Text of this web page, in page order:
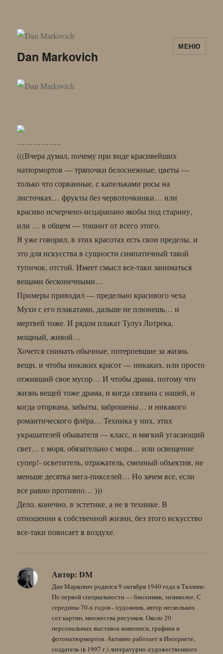
Dan Markovich
МЕНЮ
……………..
(((Вчера думал, почему при виде красивейших
натюрмортов — тряпочки белоснежные, цветы —
только что сорванные, с капельками росы на
листочках… фрукты без червоточкинки… или
красиво исчерчено-исцарапано якобы под старину,
или … в общем — тошнит от всего этого.
Я уже говорил, в этих красотах есть свои пределы, и
это для искусства в сущности симпатичный такой
тупичок, отстой. Имеет смысл все-таки заниматься
вещами бесконечными…
Примеры приводил — предельно красивого чеха
Мухи с его плакатами, дальше не плюнешь… и
мертвей тоже. И рядом плакат Тулуз Лотрека,
мощный, живой…
Хочется снимать обычные, потерпевшие за жизнь
вещи, и чтобы никаких красот — никаких, или просто
отживший свое мусор… И чтобы драма, потому что
жизнь вещей тоже драма, и когда связана с нашей, и
когда оторвана, забыты, заброшены… и никакого
романтического флёра… Техника у них, этих
украшателей обывателя — класс, и мягкий угасающий
свет… с моря, обязательно с моря… или освещение
супер!- осветитель, отражатель, сменный объектив, не
меньше десятка мега-пикселей… Но зачем все, если
все равно противно… )))
Дело, конечно, в эстетике, а не в технике. В
отношении к собственной жизни, без этого искусство
все-таки повисает в воздухе.
Автор: DM
Дан Маркович родился 9 октября 1940 года в Таллине.
По первой специальности — биохимик, энзимолог. С
середины 70-х годов - художник, автор нескольких
сот картин, множества рисунков. Около 20
персональных выставок живописи, графики и
фотонатюрмортов. Активно работает в Интернете,
создатель (в 1997 г.) литературно-художественного